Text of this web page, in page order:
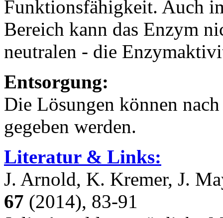
Funktionsfähigkeit. Auch
Bereich kann das Enzym
neutralen - die
Entsorgung:
Die Lösungen können
gegeben werden.
Literatur & Links:
J. Arnold, K. Kremer, J.
67 (2014), 83-91